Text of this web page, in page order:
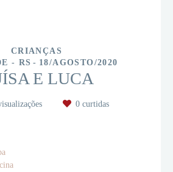
CRIANÇAS
- RS
18/AGOSTO/2020
E LUCA
0 curtidas